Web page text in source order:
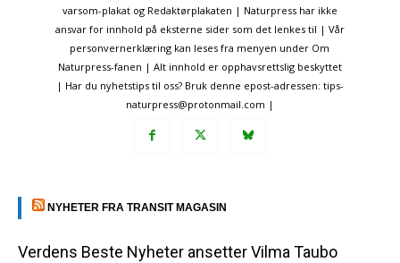
varsom-plakat og Redaktørplakaten | Naturpress har ikke
ansvar for innhold på eksterne sider som det lenkes til | Vår
personvernerklæring kan leses fra menyen under Om
Naturpress-fanen | Alt innhold er opphavsrettslig beskyttet
| Har du nyhetstips til oss? Bruk denne epost-adressen: tips-
naturpress@protonmail.com |
NYHETER FRA TRANSIT MAGASIN
Verdens Beste Nyheter ansetter Vilma Taubo